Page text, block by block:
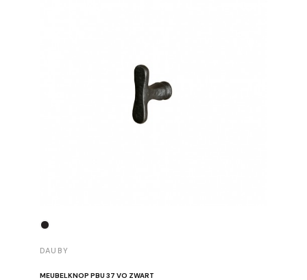
DAUBY
MEUBELKNOP PBU 37 VO ZWART